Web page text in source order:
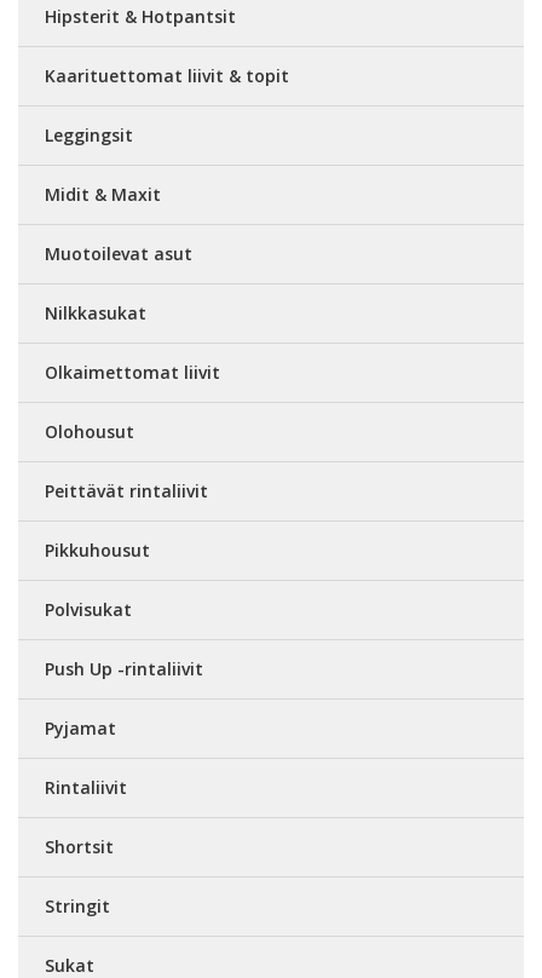
Hipsterit & Hotpantsit
Kaarituettomat liivit & topit
Leggingsit
Midit & Maxit
Muotoilevat asut
Nilkkasukat
Olkaimettomat liivit
Olohousut
Peittävät rintaliivit
Pikkuhousut
Polvisukat
Push Up -rintaliivit
Pyjamat
Rintaliivit
Shortsit
Stringit
Sukat